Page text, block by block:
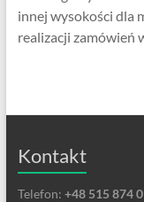
innej wysokości dla
realizacji zamówień
Kontakt
Telefon: +48 515 874